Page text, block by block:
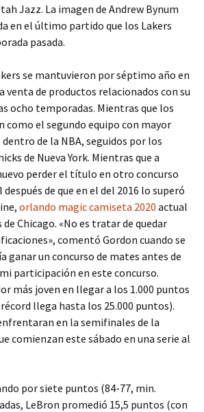
Jazz. La imagen de Andrew Bynum
en el último partido que los Lakers
pasada.
se mantuvieron por séptimo año en
venta de productos relacionados con su
ocho temporadas. Mientras que los
como el segundo equipo con mayor
de la NBA, seguidos por los
de Nueva York. Mientras que a
perder el título en otro concurso
de que en el del 2016 lo superó
orlando magic camiseta 2020 actual
Chicago. «No es tratar de quedar
comentó Gordon cuando se
ganar un concurso de mates antes de
participación en este concurso.
más joven en llegar a los 1.000 puntos
llega hasta los 25.000 puntos).
en la semifinales de la
comienzan este sábado en una serie al
por siete puntos (84-77, min.
LeBron promedió 15,5 puntos (con